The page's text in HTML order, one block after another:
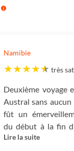
Namibie
très
Deuxième voyage
Austral sans aucun
fût un
du début à la fin
tant sur le plan
Lire la suite